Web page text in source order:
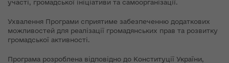
участі, громадської ініціативи та самоорганізації.
Ухвалення Програми сприятиме забезпеченню додаткових
можливостей для реалізації громадянських прав та розвитку
громадської активності.
Програма розроблена відповідно до Конституції України,